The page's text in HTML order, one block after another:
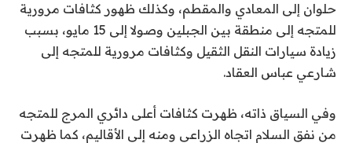
حلوان إلى المعادي والمقطم، وكذلك ظهور كثافات مرورية
للمتجه إلى منطقة بين الجبلين وصولا إلى 15 مايو، بسبب
زيادة سيارات النقل الثقيل وكثافات مرورية للمتجه إلى
شارعي عباس العقاد.
وفي السياق ذاته، ظهرت كثافات أعلى دائري المرج للمتجه
من نفق السلام اتجاه الزراعي ومنه إلى الأقاليم، كما ظهرت